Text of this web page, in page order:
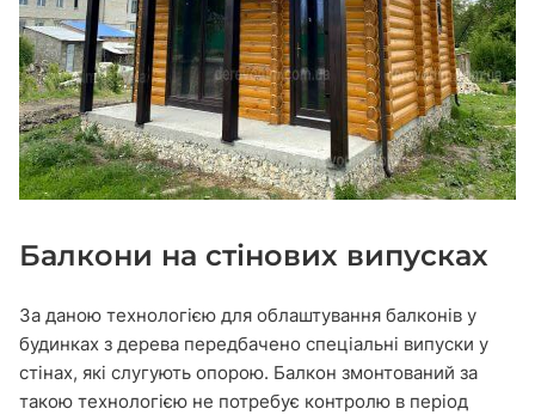
Балкони на стінових випусках
За даною технологією для облаштування балконів у
будинках з дерева передбачено спеціальні випуски у
стінах, які слугують опорою. Балкон змонтований за
такою технологією не потребує контролю в період